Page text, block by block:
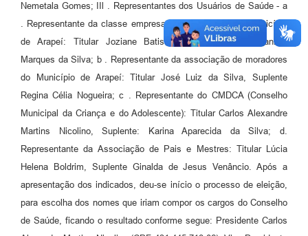
Nemetala Gomes; IIl . Representantes dos Usuários de Saúde - a
. Representante da classe empresarial ou comercial do Município
de Arapeí: Titular Joziane Batista Nunes, Suplente Daniela
Marques da Silva; b . Representante da associação de moradores
do Município de Arapeí: Titular José Luiz da Silva, Suplente
Regina Célia Nogueira; c . Representante do CMDCA (Conselho
Municipal da Criança e do Adolescente): Titular Carlos Alexandre
Martins Nicolino, Suplente: Karina Aparecida da Silva; d.
Representante da Associação de Pais e Mestres: Titular Lúcia
Helena Boldrim, Suplente Ginalda de Jesus Venâncio. Após a
apresentação dos indicados, deu-se início o processo de eleição,
para escolha dos nomes que iriam compor os cargos do Conselho
de Saúde, ficando o resultado conforme segue: Presidente Carlos